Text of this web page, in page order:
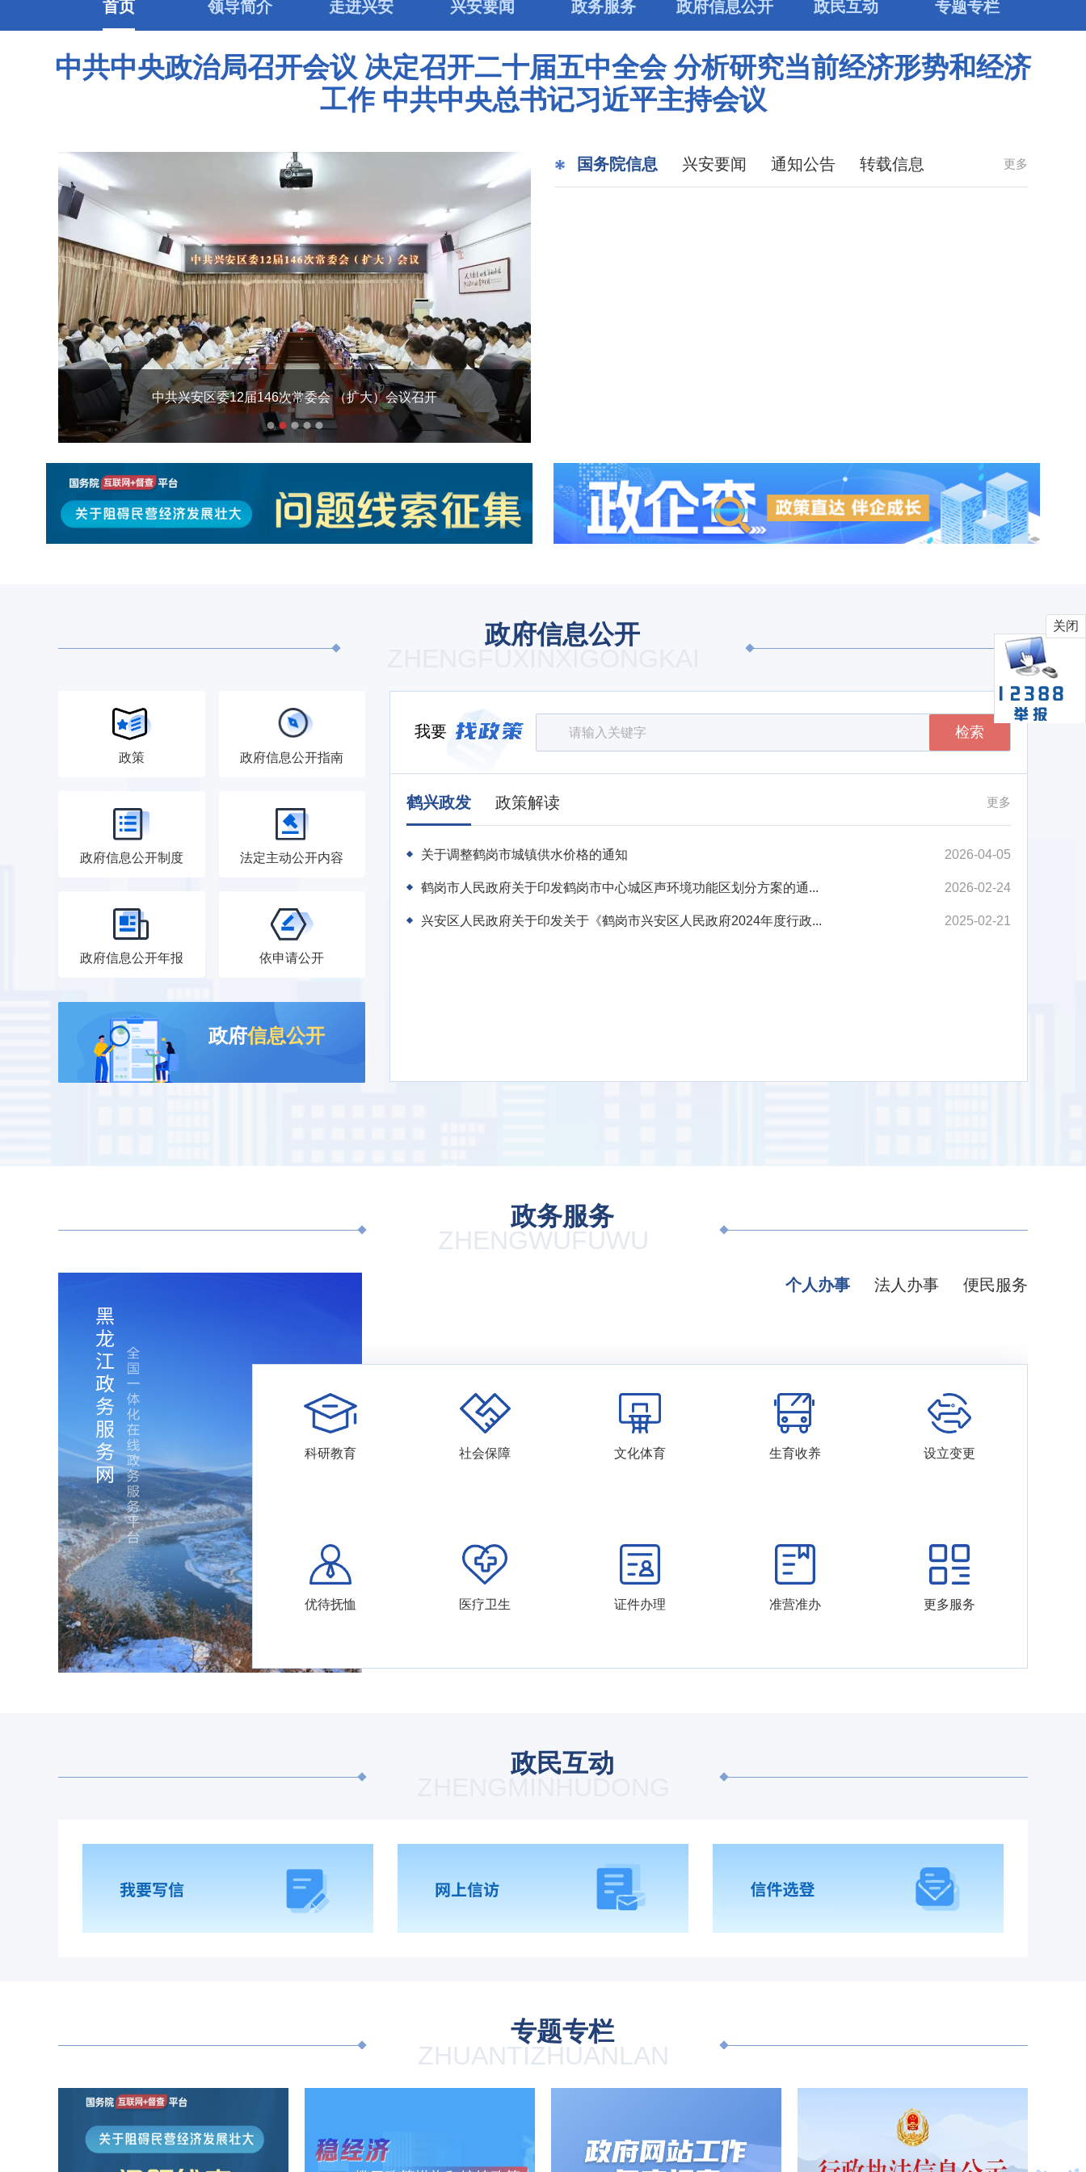
首页 领导简介 走进兴安 兴安要闻 政务服务 政府信息公开 政民互动 专题专栏
中共中央政治局召开会议 决定召开二十届五中全会 分析研究当前经济形势和经济
工作 中共中央总书记习近平主持会议
兴安区政府党组（扩大）会议暨区政府15届76次常务（扩大）会议
国务院信息 兴安要闻 通知公告 转载信息 更多
政府信息公开
政策 政府信息公开指南
政府信息公开制度 法定主动公开内容
政府信息公开年报 依申请公开
政府信息公开
我要 检索
鹤兴政发 政策解读 更多
关于调整鹤岗市城镇供水价格的通知 2026-04-05
鹤岗市人民政府关于印发鹤岗市中心城区声环境功能区划分方案的通... 2026-02-24
兴安区人民政府关于印发关于《鹤岗市兴安区人民政府2024年度行政... 2025-02-21
政务服务
ZHENGWUFUWU
个人办事 法人办事 便民服务
科研教育 社会保障 文化体育 生育收养 设立变更
优待抚恤 医疗卫生 证件办理 准营准办 更多服务
政民互动
专题专栏
ZHUANTIZHUANLAN
关闭